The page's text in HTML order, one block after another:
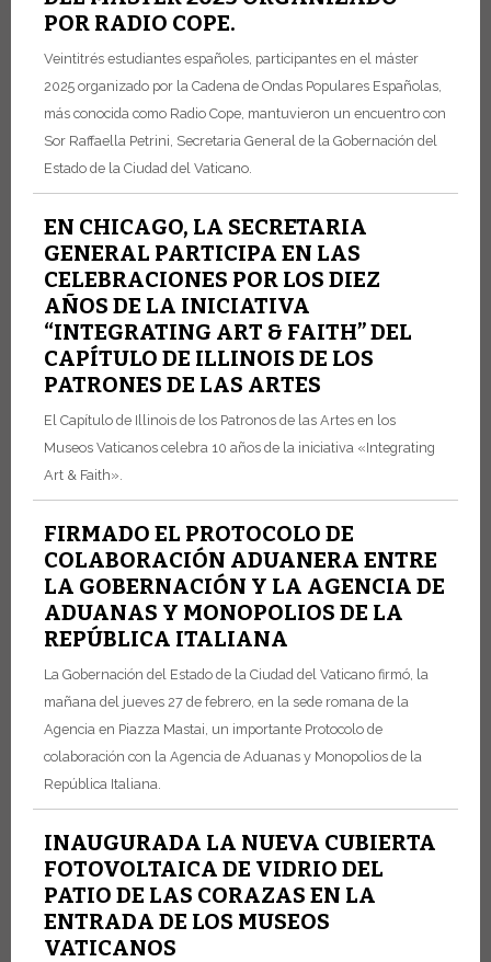
POR RADIO COPE.
Veintitrés estudiantes españoles, participantes en el máster
2025 organizado por la Cadena de Ondas Populares Españolas,
más conocida como Radio Cope, mantuvieron un encuentro con
Sor Raffaella Petrini, Secretaria General de la Gobernación del
Estado de la Ciudad del Vaticano.
EN CHICAGO, LA SECRETARIA
GENERAL PARTICIPA EN LAS
CELEBRACIONES POR LOS DIEZ
AÑOS DE LA INICIATIVA
“INTEGRATING ART & FAITH” DEL
CAPÍTULO DE ILLINOIS DE LOS
PATRONES DE LAS ARTES
El Capítulo de Illinois de los Patronos de las Artes en los
Museos Vaticanos celebra 10 años de la iniciativa «Integrating
Art & Faith».
FIRMADO EL PROTOCOLO DE
COLABORACIÓN ADUANERA ENTRE
LA GOBERNACIÓN Y LA AGENCIA DE
ADUANAS Y MONOPOLIOS DE LA
REPÚBLICA ITALIANA
La Gobernación del Estado de la Ciudad del Vaticano firmó, la
mañana del jueves 27 de febrero, en la sede romana de la
Agencia en Piazza Mastai, un importante Protocolo de
colaboración con la Agencia de Aduanas y Monopolios de la
República Italiana.
INAUGURADA LA NUEVA CUBIERTA
FOTOVOLTAICA DE VIDRIO DEL
PATIO DE LAS CORAZAS EN LA
ENTRADA DE LOS MUSEOS
VATICANOS